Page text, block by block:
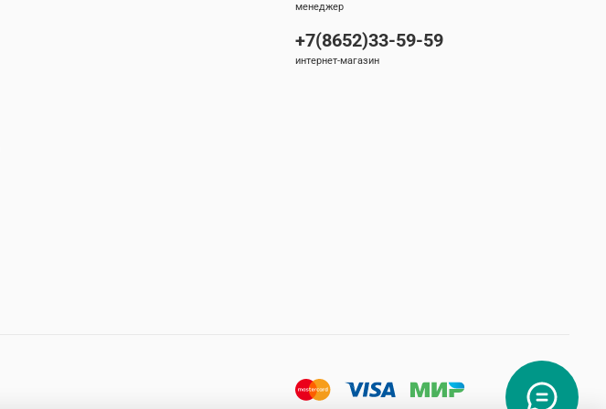
менеджер
+7(8652)33-59-59
интернет-магазин